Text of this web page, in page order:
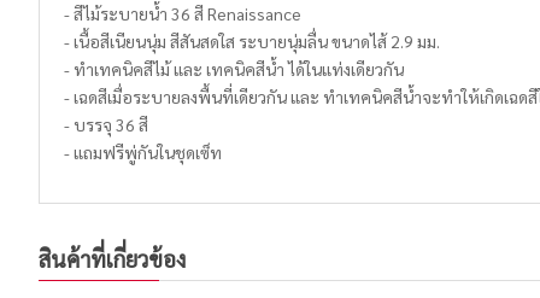
- สีไม้ระบายน้ำ 36 สี Renaissance
- เนื้อสีเนียนนุ่ม สีสันสดใส ระบายนุ่มลื่น ขนาดไส้ 2.9 มม.
- ทำเทคนิคสีไม้ และ เทคนิคสีน้ำ ได้ในแท่งเดียวกัน
- เฉดสีเมื่อระบายลงพื้นที่เดียวกัน และ ทำเทคนิคสีน้ำจะทำให้เกิดเฉด
- บรรจุ 36 สี
- แถมฟรีพู่กันในชุดเซ็ท
สินค้าที่เกี่ยวข้อง